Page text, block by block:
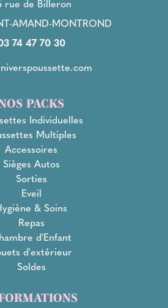
rue de Billeron
AMAND-MONTROND
74 47 70 30
PACKS
Individuelles
Multiples
Accessoires
Sièges Autos
Sorties
Eveil
& Soins
Repas
d'Enfant
d'extérieur
Soldes